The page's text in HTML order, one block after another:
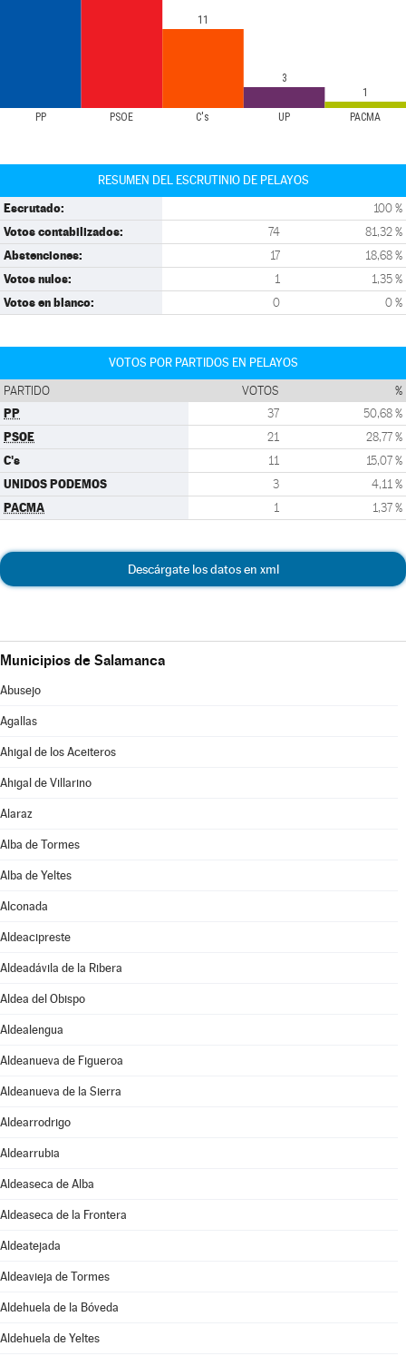
PP PSOE C's UP PACMA
11
3
1
RESUMEN DEL ESCRUTINIO DE PELAYOS
Escrutado: 100 %
Votos contabilizados: 74 81,32 %
Abstenciones: 17 18,68 %
Votos nulos: 1 1,35 %
Votos en blanco: 0 0 %
VOTOS POR PARTIDOS EN PELAYOS
PARTIDO VOTOS %
PP 37 50,68 %
PSOE 21 28,77 %
C's 11 15,07 %
UNIDOS PODEMOS 3 4,11 %
PACMA 1 1,37 %
Descárgate los datos en xml
Municipios de Salamanca
Abusejo
Agallas
Ahigal de los Aceiteros
Ahigal de Villarino
Alaraz
Alba de Tormes
Alba de Yeltes
Alconada
Aldeacipreste
Aldeadávila de la Ribera
Aldea del Obispo
Aldealengua
Aldeanueva de Figueroa
Aldeanueva de la Sierra
Aldearrodrigo
Aldearrubia
Aldeaseca de Alba
Aldeaseca de la Frontera
Aldeatejada
Aldeavieja de Tormes
Aldehuela de la Bóveda
Aldehuela de Yeltes